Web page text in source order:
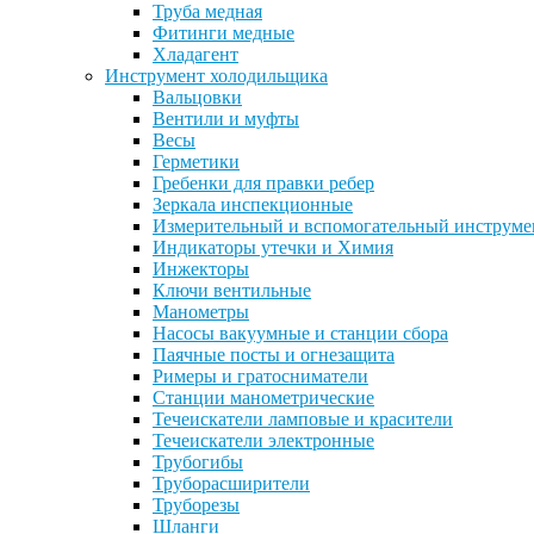
Труба медная
Фитинги медные
Хладагент
Инструмент холодильщика
Вальцовки
Вентили и муфты
Весы
Герметики
Гребенки для правки ребер
Зеркала инспекционные
Измерительный и вспомогательный
Индикаторы утечки и Химия
Инжекторы
Ключи вентильные
Манометры
Насосы вакуумные и станции сбора
Паячные посты и огнезащита
Римеры и гратосниматели
Станции манометрические
Течеискатели ламповые и красители
Течеискатели электронные
Трубогибы
Труборасширители
Труборезы
Шланги